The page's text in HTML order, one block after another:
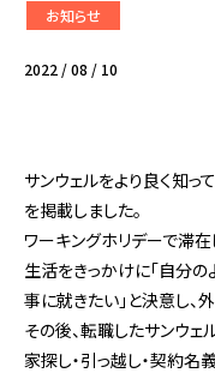
お知らせ
2022 / 08 / 10
サンウェルをより良く知っ
を掲載しました。
ワーキングホリデーで滞
生活をきっかけに「自分
事に就きたい」と決意し
その後、転職したサンウ
家探し・引っ越し・契約名